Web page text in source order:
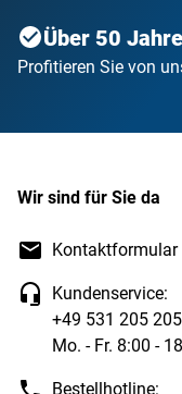
Über 50
Profitieren Sie von
Wir sind für Sie da
Kontaktformular
Kundenservice:
+49 531 205
Mo. - Fr. 8:00 -
Bestellhotline: